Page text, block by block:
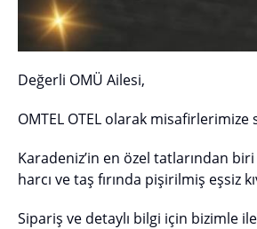
Değerli OMÜ Ailesi,
OMTEL OTEL olarak
Karadeniz’in en özel tatlarından
harcı ve taş fırında pişirilmiş eşsiz
Sipariş ve detaylı bilgi için bizimle